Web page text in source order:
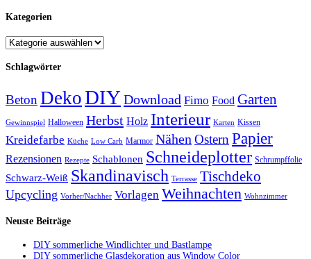
Kategorien
Schlagwörter
Beton DekoDIYDownload Fimo Food Garten
Gewinnspiel Halloween Herbst Holz Interieur Karten Kissen
Kreidefarbe Küche Low Carb Marmor Nähen Ostern Papier
Rezensionen Rezepte Schablonen Schneideplotter Schrumpffolie
Schwarz-Weiß Skandinavisch Terrasse Tischdeko
Upcycling Vorher/Nachher Vorlagen Weihnachten Wohnzimmer
Neuste Beiträge
DIY sommerliche Windlichter und Bastlampe
DIY sommerliche Glasdekoration aus Window Color